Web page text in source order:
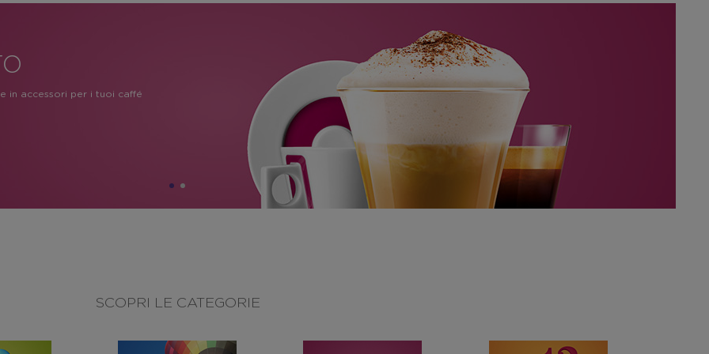
in accessori per i tuoi caffé
e divertenti cuffie, abbiamo
SCOPRI LE CATEGORIE